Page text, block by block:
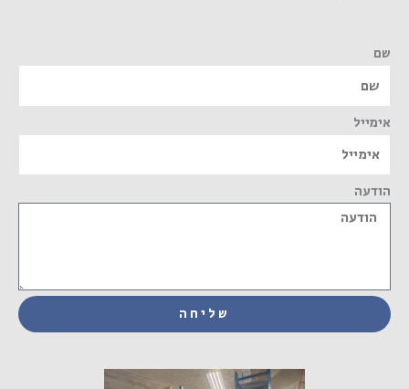
שם
אימייל
הודעה
שליחה